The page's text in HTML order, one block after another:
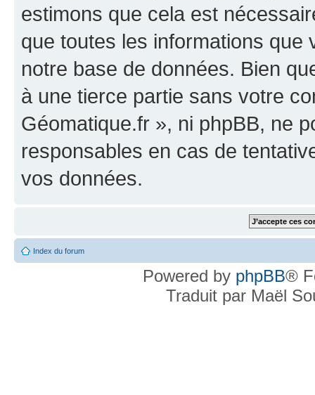
estimons que cela est
que toutes les informations
notre base de données. Bien
à une tierce partie sans votre
Géomatique.fr », ni phpBB, ne
responsables en cas de
vos données.
Index du forum
Powered by phpBB®
Traduit par Maël